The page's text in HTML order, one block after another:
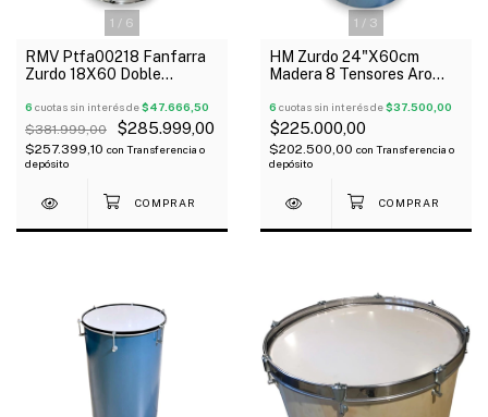
1 / 6
RMV Ptfa00218 Fanfarra
Zurdo 18X60 Doble
6 cuotas sin interés de$47.666,50
$381.999,00 $285.999,00
$257.399,10 con Transferencia o
depósito
1 / 3
HM Zurdo 24"X60cm
Madera 8 Tensores Aro
6 cuotas sin interés de$37.500,00
$225.000,00
$202.500,00 con Transferencia o
depósito